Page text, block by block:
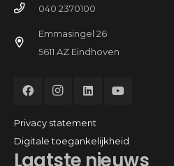
Laatste nieuws
040 2370100
Emmasingel 26
5611 AZ Eindhoven
Privacy statement
Digitale toegankelijkheid